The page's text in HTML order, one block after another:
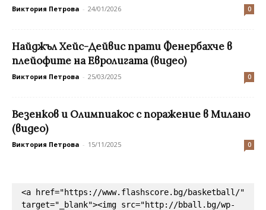
Виктория Петрова - 24/01/2026 0
Найджъл Хейс-Дейвис прати Фенербахче в
плейофите на Евролигата (видео)
Виктория Петрова - 25/03/2025 0
Везенков и Олимпиакос с поражение в Милано
(видео)
Виктория Петрова - 15/11/2025 0
<a href="https://www.flashscore.bg/basketball/"
target="_blank"><img src="http://bball.bg/wp-